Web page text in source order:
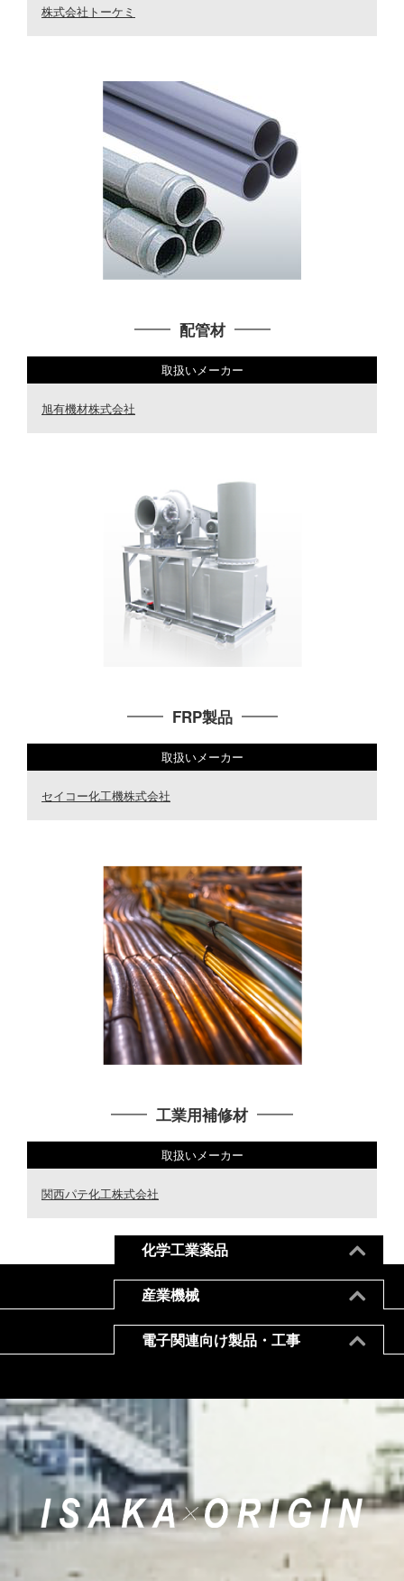
株式会社トーケミ
配管材
取扱いメーカー
旭有機材株式会社
FRP製品
取扱いメーカー
セイコー化工機株式会社
工業用補修材
取扱いメーカー
関西パテ化工株式会社
化学工業薬品
産業機械
電子関連向け製品・工事